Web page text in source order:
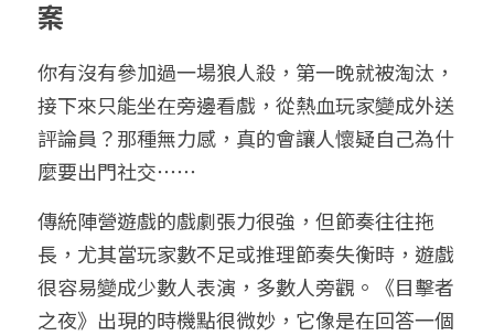
預約
案
你有沒有參加過一場狼人殺，第一晚就被淘汰，
接下來只能坐在旁邊看戲，從熱血玩家變成外送
評論員？那種無力感，真的會讓人懷疑自己為什
麼要出門社交⋯⋯
傳統陣營遊戲的戲劇張力很強，但節奏往往拖
長，尤其當玩家數不足或推理節奏失衡時，遊戲
很容易變成少數人表演，多數人旁觀。《目擊者
之夜》出現的時機點很微妙，它像是在回答一個